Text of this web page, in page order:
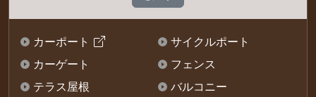
カーポート
サイクルポート
カーゲート
フェンス
テラス屋根
バルコニー